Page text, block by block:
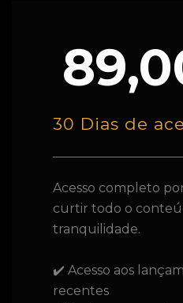
30 Dias de
Acesso completo
curtir todo o
tranquilidade.
✔️ Acesso aos
recentes